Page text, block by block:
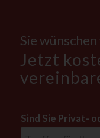
Sie
Jetzt
Sind Sie Privat-